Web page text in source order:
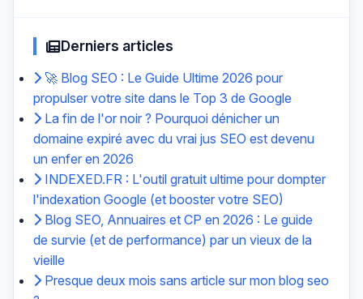
Derniers articles
🚀 Blog SEO : Le Guide Ultime 2026 pour
propulser votre site dans le Top 3 de Google
La fin de l'or noir ? Pourquoi dénicher un
domaine expiré avec du vrai jus SEO est devenu
un enfer en 2026
INDEXED.FR : L'outil gratuit ultime pour dompter
l'indexation Google (et booster votre SEO)
Blog SEO, Annuaires et CP en 2026 : Le guide
de survie (et de performance) par un vieux de la
vieille
Presque deux mois sans article sur mon blog seo